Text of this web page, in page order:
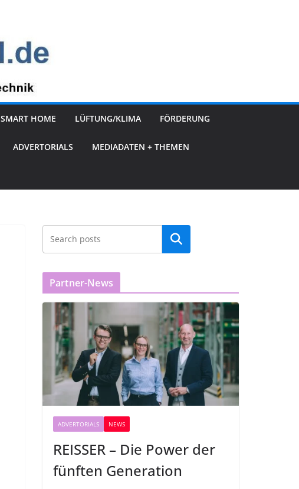
SMART HOME LÜFTUNG/KLIMA FÖRDERUNG
ADVERTORIALS MEDIADATEN + THEMEN
Partner-News
ADVERTORIALS NEWS
REISSER – Die Power der
fünften Generation